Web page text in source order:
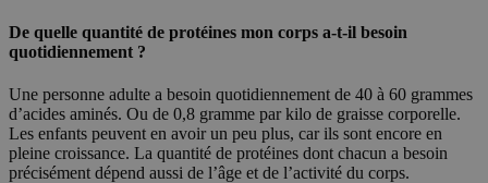
De quelle quantité de protéines mon corps a-t-il besoin
quotidiennement ?
Une personne adulte a besoin quotidiennement de 40 à 60 grammes
d’acides aminés. Ou de 0,8 gramme par kilo de graisse corporelle.
Les enfants peuvent en avoir un peu plus, car ils sont encore en
pleine croissance. La quantité de protéines dont chacun a besoin
précisément dépend aussi de l’âge et de l’activité du corps.